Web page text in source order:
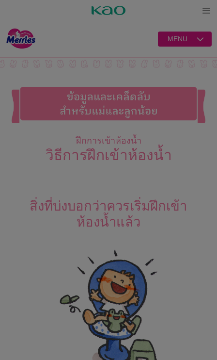
MENU
ฝึกการเข้าห้องน้ำ
วิธีการฝึกเข้าห้องน้ำ
สิ่งที่บ่งบอกว่าควรเริ่มฝึกเข้า
ห้องน้ำแล้ว